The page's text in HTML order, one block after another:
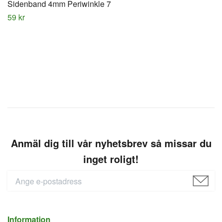
Sidenband 4mm Periwinkle 7
59 kr
Anmäl dig till vår nyhetsbrev så missar du
inget roligt!
Information